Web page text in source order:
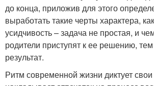
до конца, приложив для этого
выработать такие черты характера,
усидчивость – задача не простая, и
родители приступят к ее решению,
результат.
Ритм современной жизни диктует